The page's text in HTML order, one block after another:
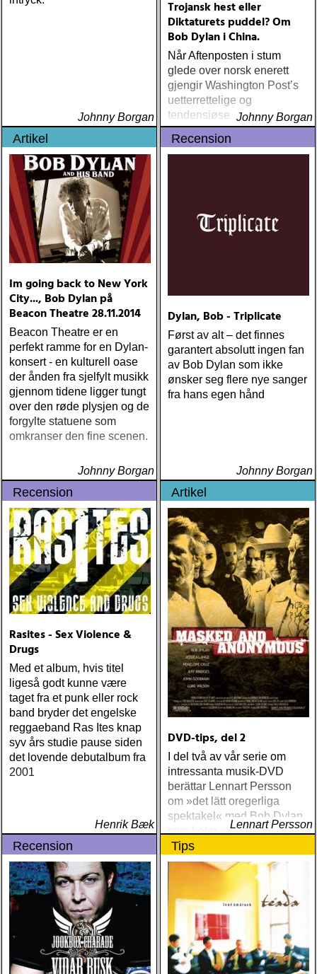
Johnny Borgan
Trojansk hest eller
Diktaturets puddel? Om
Bob Dylan i China.
Når Aftenposten i stum
glede over norsk enerett
gjengir Washington Post’s
uetterrettelige og
tendensiøse artikkel om
Dylan’s første konserter i
China, kan Johnny Borgan
Johnny Borgan
Artikel
Im going back to New York
City..., Bob Dylan på
Beacon Theatre 28.11.2014
Beacon Theatre er en
perfekt ramme for en Dylan-
konsert - en kulturell oase
der ånden fra sjelfylt musikk
gjennom tidene ligger tungt
over den røde plysjen og de
forgylte statuene som
omkranser den fine scenen.
Johnny Borgan
Recension
Dylan, Bob - Triplicate
Først av alt – det finnes
garantert absolutt ingen fan
av Bob Dylan som ikke
ønsker seg flere nye sanger
fra hans egen hånd
Johnny Borgan
Recension
Rasites - Sex Violence &
Drugs
Med et album, hvis titel
ligeså godt kunne være
taget fra et punk eller rock
band bryder det engelske
reggaeband Ras Ites knap
syv års studie pause siden
det lovende debutalbum fra
2001
Henrik Bæk
Artikel
DVD-tips, del 2
I del två av vår serie om
intressanta musik-DVD
berättar Lennart Persson
om »det lätt oregerliga
spektakel« med Bob Dylan
som heter »Masked And
Anonymous«.
Lennart Persson
Recension Tips